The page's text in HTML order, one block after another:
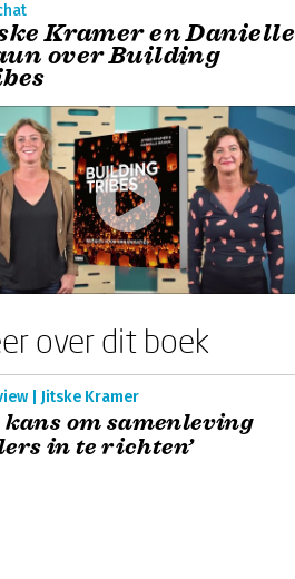
Kramer en Danielle
over Building
over dit boek
| Jitske Kramer
kans om samenleving
in te richten’